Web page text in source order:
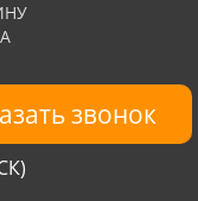
звонок